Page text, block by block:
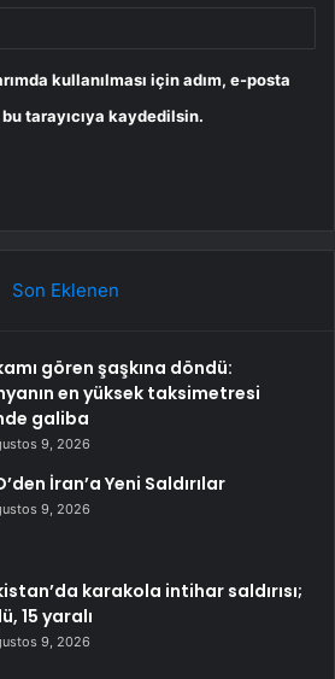
kullanılması için adım, e-posta
tarayıcıya kaydedilsin.
Son Eklenen
gören şaşkına döndü:
en yüksek taksimetresi
galiba
9, 2026
İran’a Yeni Saldırılar
9, 2026
karakola intihar saldırısı;
15 yaralı
9, 2026